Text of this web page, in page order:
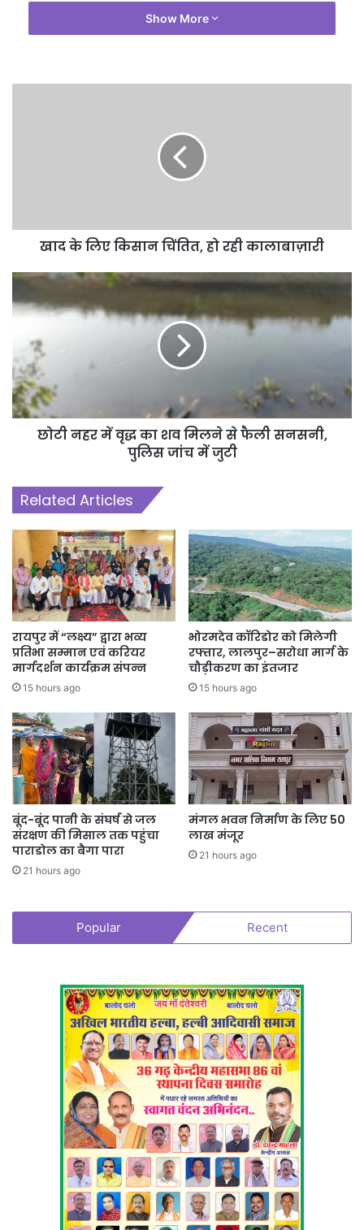
Show More
खाद के लिए किसान चिंतित, हो रही कालाबाज़ारी
छोटी नहर में वृद्ध का शव मिलने से फैली सनसनी,
पुलिस जांच में जुटी
Related Articles
रायपुर में “लक्ष्य” द्वारा भव्य
प्रतिभा सम्मान एवं करियर
मार्गदर्शन कार्यक्रम संपन्न
15 hours ago
भोरमदेव कॉरिडोर को मिलेगी
रफ्तार, लालपुर–सरोधा मार्ग के
चौड़ीकरण का इंतजार
15 hours ago
बूंद-बूंद पानी के संघर्ष से जल
संरक्षण की मिसाल तक पहुंचा
पाराडोल का बैगा पारा
21 hours ago
मंगल भवन निर्माण के लिए 50
लाख मंजूर
21 hours ago
Popular Recent